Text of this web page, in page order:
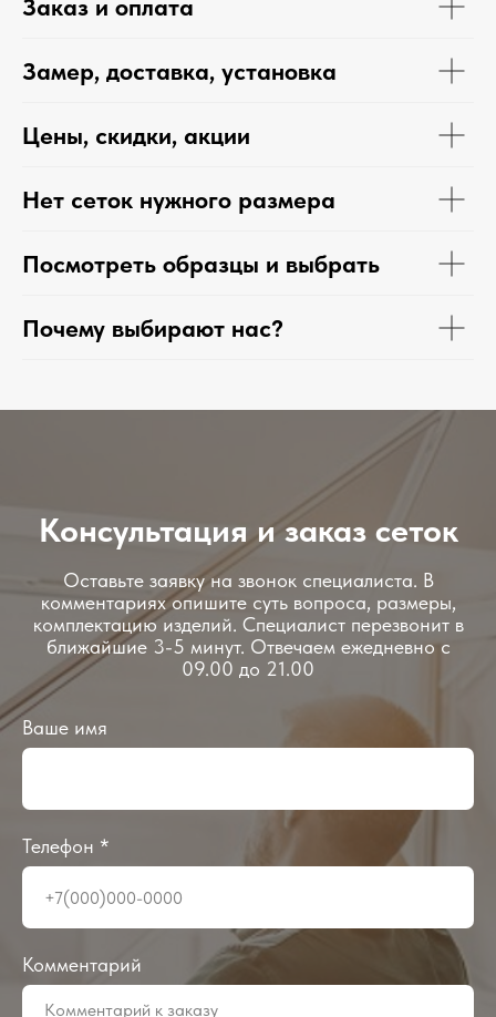
Заказ и оплата
Замер, доставка, установка
Цены, скидки, акции
Нет сеток нужного размера
Посмотреть образцы и выбрать
Почему выбирают нас?
Консультация и заказ сеток
Оставьте заявку на звонок специалиста. В
комментариях опишите суть вопроса, размеры,
комплектацию изделий. Специалист перезвонит в
ближайшие 3-5 минут. Отвечаем ежедневно с
09.00 до 21.00
Ваше имя
Телефон *
Комментарий